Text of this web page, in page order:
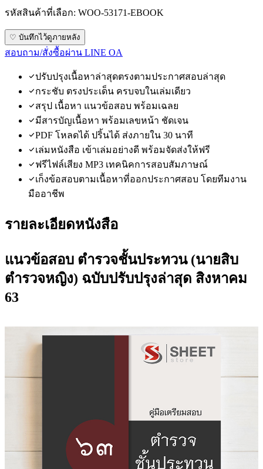
รหัสสินค้าที่เลือก: WOO-53171-EBOOK
♡ บันทึกไว้ดูภายหลัง
สอบถาม/สั่งซื้อผ่าน LINE OA
ปรับปรุงเนื้อหาล่าสุดตรงตามประกาศสอบล่าสุด
กระชับ ตรงประเด็น ครบจบในเล่มเดียว
สรุป เนื้อหา แนวข้อสอบ พร้อมเฉลย
มีสารบัญเนื้อหา พร้อมเลขหน้า ชัดเจน
PDF โหลดได้ ปริ้นได้ ส่งภายใน 30 นาที
เล่มหนังสือ เข้าเล่มอย่างดี พร้อมจัดส่งให้ฟรี
ฟรีไฟล์เสียง MP3 เทคนิคการสอบสัมภาษณ์
เก็งข้อสอบตามเนื้อหาที่ออกประกาศสอบ โดยทีมงาน
มืออาชีพ
รายละเอียดหนังสือ
แนวข้อสอบ ตำรวจชั้นประทวน (นายสิบ
ตำรวจหญิง) ฉบับปรับปรุงล่าสุด สิงหาคม
63